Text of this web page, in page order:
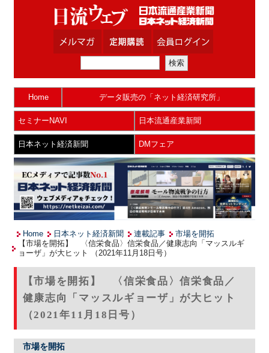
Home データ販売の「ネット経済研究所」
セミナーNAVI 日本流通産業新聞
日本ネット経済新聞 DMフェア
Home 日本ネット経済新聞 連載記事
市場を開拓
【市場を開拓】 〈信栄食品〉信栄食品／健康志向「マッスルギ
ョーザ」が大ヒット （2021年11月18日号）
【市場を開拓】 〈信栄食品〉信栄食品／
健康志向「マッスルギョーザ」が大ヒット
（2021年11月18日号）
市場を開拓